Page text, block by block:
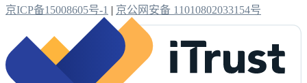
京ICP备15008605号-1 | 京公网安备 11010802033154号